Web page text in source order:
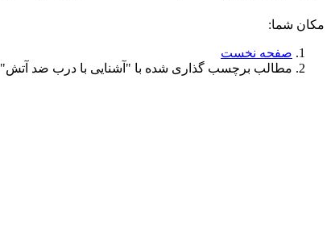
مکان شما:
صفحه نخست
مطالب برچسب گذاری شده با "آشنایی با درب ضد آتش"